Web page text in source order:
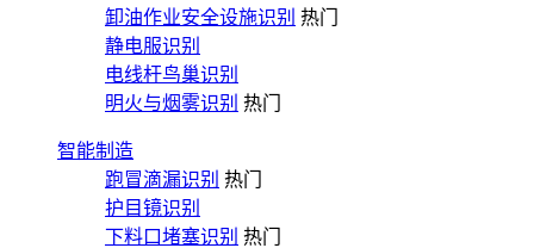
卸油作业安全设施识别 热门
静电服识别
电线杆鸟巢识别
明火与烟雾识别 热门
智能制造
跑冒滴漏识别 热门
护目镜识别
下料口堵塞识别 热门